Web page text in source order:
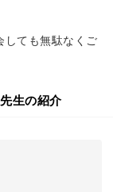
しても無駄なくご
先生の紹介